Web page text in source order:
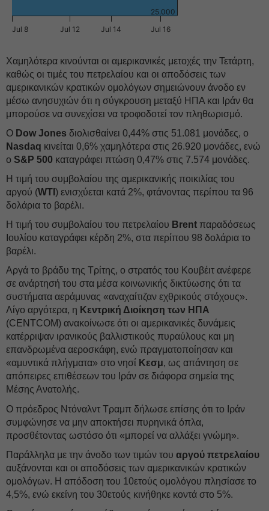
Jul 8 Jul 12 Jul 14 Jul 16
25.000
Χαμηλότερα κινούνται οι αμερικανικές μετοχές την Τετάρτη,
καθώς οι τιμές του πετρελαίου και οι αποδόσεις των
αμερικανικών κρατικών ομολόγων σημειώνουν άνοδο εν
μέσω ανησυχιών ότι η σύγκρουση μεταξύ ΗΠΑ και Ιράν θα
μπορούσε να συνεχίσει να τροφοδοτεί τον πληθωρισμό.
Ο Dow Jones διολισθαίνει 0,44% στις 51.081 μονάδες, ο
Nasdaq κινείται 0,6% χαμηλότερα στις 26.920 μονάδες, ενώ
ο S&P 500 καταγράφει πτώση 0,47% στις 7.574 μονάδες.
Η τιμή του συμβολαίου της αμερικανικής ποικιλίας του
αργού (WTI ) ενισχύεται κατά 2%, φτάνοντας περίπου τα 96
δολάρια το βαρέλι.
Η τιμή του συμβολαίου του πετρελαίου Brent παραδόσεως
Ιουλίου καταγράφει κέρδη 2%, στα περίπου 98 δολάρια το
βαρέλι.
Αργά το βράδυ της Τρίτης, ο στρατός του Κουβέιτ ανέφερε
σε ανάρτησή του στα μέσα κοινωνικής δικτύωσης ότι τα
συστήματα αεράμυνας «αναχαίτιζαν εχθρικούς στόχους».
Λίγο αργότερα, η Κεντρική Διοίκηση των ΗΠΑ
(CENTCOM) ανακοίνωσε ότι οι αμερικανικές δυνάμεις
κατέρριψαν ιρανικούς βαλλιστικούς πυραύλους και μη
επανδρωμένα αεροσκάφη, ενώ πραγματοποίησαν και
«αμυντικά πλήγματα» στο νησί Κεσμ, ως απάντηση σε
απόπειρες επιθέσεων του Ιράν σε διάφορα σημεία της
Μέσης Ανατολής.
Ο πρόεδρος Ντόναλντ Τραμπ δήλωσε επίσης ότι το Ιράν
συμφώνησε να μην αποκτήσει πυρηνικά όπλα,
προσθέτοντας ωστόσο ότι «μπορεί να αλλάξει γνώμη».
Παράλληλα με την άνοδο των τιμών του αργού πετρελαίου
αυξάνονται και οι αποδόσεις των αμερικανικών κρατικών
ομολόγων. Η απόδοση του 10ετούς ομολόγου πλησίασε το
4,5%, ενώ εκείνη του 30ετούς κινήθηκε κοντά στο 5%.